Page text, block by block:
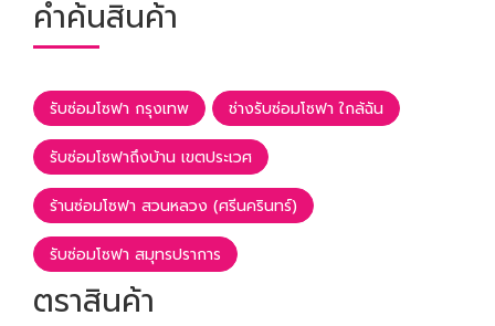
คำค้นสินค้า
รับซ่อมโซฟา กรุงเทพ ช่างรับซ่อมโซฟา ใกล้ฉัน
รับซ่อมโซฟาถึงบ้าน เขตประเวศ
ร้านซ่อมโซฟา สวนหลวง (ศรีนครินทร์)
รับซ่อมโซฟา สมุทรปราการ
ตราสินค้า